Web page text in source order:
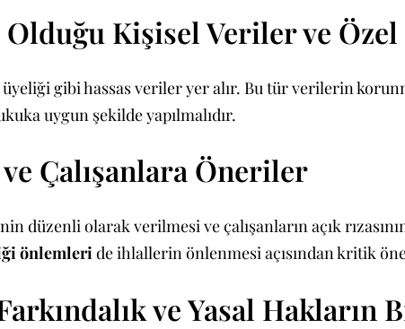
Kişisel Veriler ve
gibi hassas veriler yer alır. Bu tür verilerin
uygun şekilde yapılmalıdır.
Çalışanlara Öneriler
düzenli olarak verilmesi ve çalışanların açık
önlemleride ihlallerin önlenmesi açısından kritik
ve Yasal Hakların